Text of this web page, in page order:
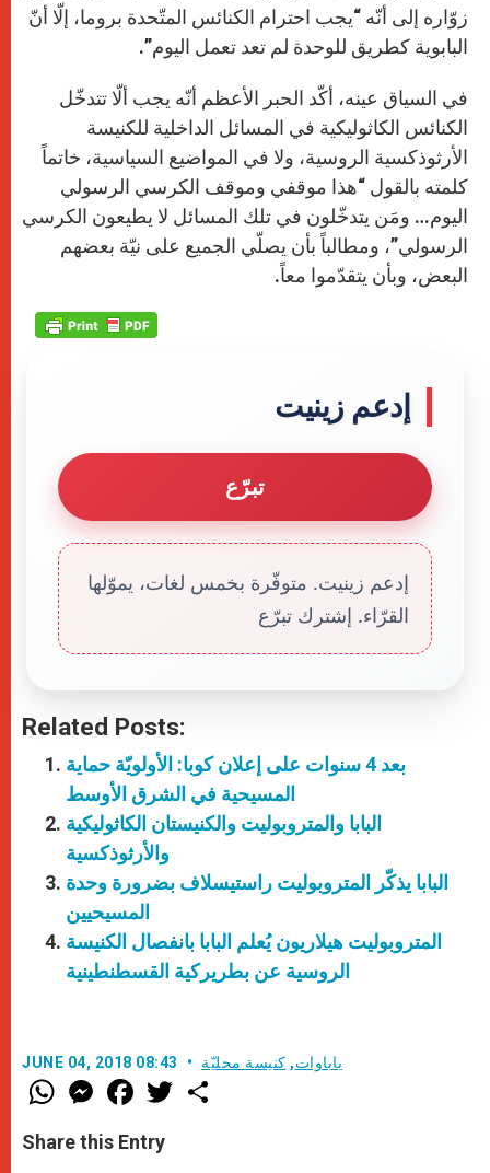
زوّاره إلى أنّه “يجب احترام الكنائس المتّحدة بروما، إلّا أنّ
البابوية كطريق للوحدة لم تعد تعمل اليوم”.
في السياق عينه، أكّد الحبر الأعظم أنّه يجب ألّا تتدخّل
الكنائس الكاثوليكية في المسائل الداخلية للكنيسة
الأرثوذكسية الروسية، ولا في المواضيع السياسية، خاتماً
كلمته بالقول “هذا موقفي وموقف الكرسي الرسولي
اليوم… ومَن يتدخّلون في تلك المسائل لا يطيعون الكرسي
الرسولي”، ومطالباً بأن يصلّي الجميع على نيّة بعضهم
البعض، وبأن يتقدّموا معاً.
إدعم زينيت
تبرّع
إدعم زينيت. متوفّرة بخمس لغات، يموّلها
القرّاء. إشترك تبرّع
Related Posts:
بعد 4 سنوات على إعلان كوبا: الأولويّة حماية
المسيحية في الشرق الأوسط
البابا والمتروبوليت والكنيستان الكاثوليكية
والأرثوذكسية
البابا يذكّر المتروبوليت راستيسلاف بضرورة وحدة
المسيحيين
المتروبوليت هيلاريون يُعلم البابا بانفصال الكنيسة
الروسية عن بطريركية القسطنطينية
JUNE 04, 2018 08:43 باباوات, كنيسة محليّة
W
h
t
s
M
e
s
e
F
a
e
b
w
Share this Entry